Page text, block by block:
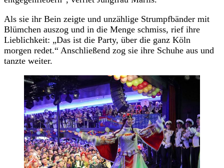
Als sie ihr Bein zeigte und unzählige Strumpfbänder mit
Blümchen auszog und in die Menge schmiss, rief ihre
Lieblichkeit: „Das ist die Party, über die ganz Köln
morgen redet.“ Anschließend zog sie ihre Schuhe aus und
tanzte weiter.